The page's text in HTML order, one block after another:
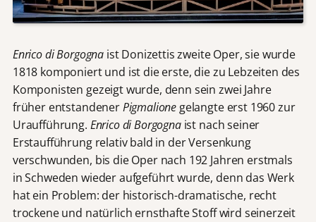
Enrico di Borgogna ist Donizettis zweite Oper, sie wurde
1818 komponiert und ist die erste, die zu Lebzeiten des
Komponisten gezeigt wurde, denn sein zwei Jahre
früher entstandenerPigmalione gelangte erst 1960 zur
Uraufführung. Enrico di Borgognaist nach seiner
Erstaufführung relativ bald in der Versenkung
verschwunden, bis die Oper nach 192 Jahren erstmals
in Schweden wieder aufgeführt wurde, denn das Werk
hat ein Problem: der historisch-dramatische, recht
trockene und natürlich ernsthafte Stoff wird seinerzeit